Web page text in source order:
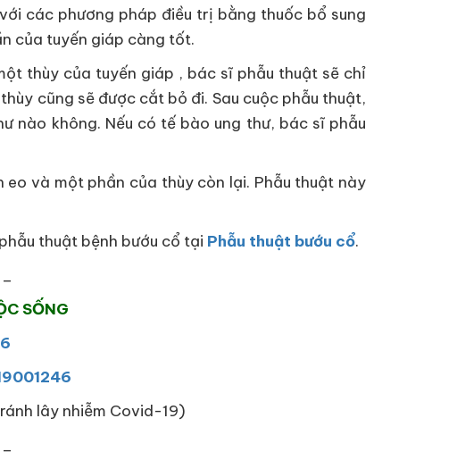
các phương pháp điều trị bằng thuốc bổ sung
của tuyến giáp càng tốt.
thùy của tuyến giáp , bác sĩ phẫu thuật sẽ chỉ
cũng sẽ được cắt bỏ đi. Sau cuộc phẫu thuật,
nào không. Nếu có tế bào ung thư, bác sĩ phẫu
và một phần của thùy còn lại. Phẫu thuật này
thuật bệnh bướu cổ tại Phẫu thuật bướu cổ.
SỐNG
lây nhiễm Covid-19)